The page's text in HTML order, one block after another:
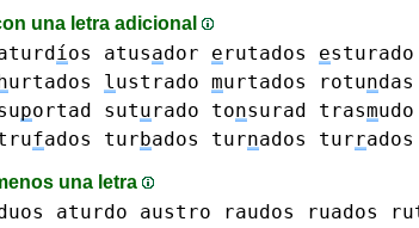
una letra adicional
íos atusador erutados esturado
urtados lustrado murtados rotundas
portad suturado tonsurad trasm
fados turbados turnados turrados
una letra
aturdo austro raudos ruados